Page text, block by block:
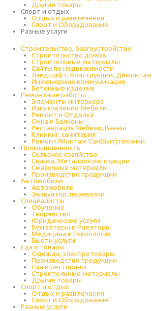
Другие товары
Спорт и отдых
Отдых и развлечения
Спорт и Оборудование
Разные услуги
Строительство, благоустройство
Строительство домов
Строительные материалы
Сайты по недвижимости
Ландшафт, Конструкции, Демонтаж
Инженерные коммуникации
Бетонные изделия
Ремонтные работы
Элементы интерьера
Изготовление Мебели
Ремонт и Отделка
Окна и Балконы
Реставрация Мебели, Ванны
Клининг, санитария
Ремонт/Монтаж Сан(Быт)техники
Промышленность
Cельское хозяйство
Сварка, Металлоконструкции
Cмазочные материалы
Производство продукции
Автомобили
Автомобили
Эвакуатор, перевозки
Специалисты
Обучение
Творчество
Юридические услуги
Бухгалтеры и Риелторы
Медицина и Психология
Бьюти услуги
Еда и товары
Одежда, электротовары
Производство продукции
Еда и рестораны
Строительные материалы
Другие товары
Спорт и отдых
Отдых и развлечения
Спорт и Оборудование
Разные услуги